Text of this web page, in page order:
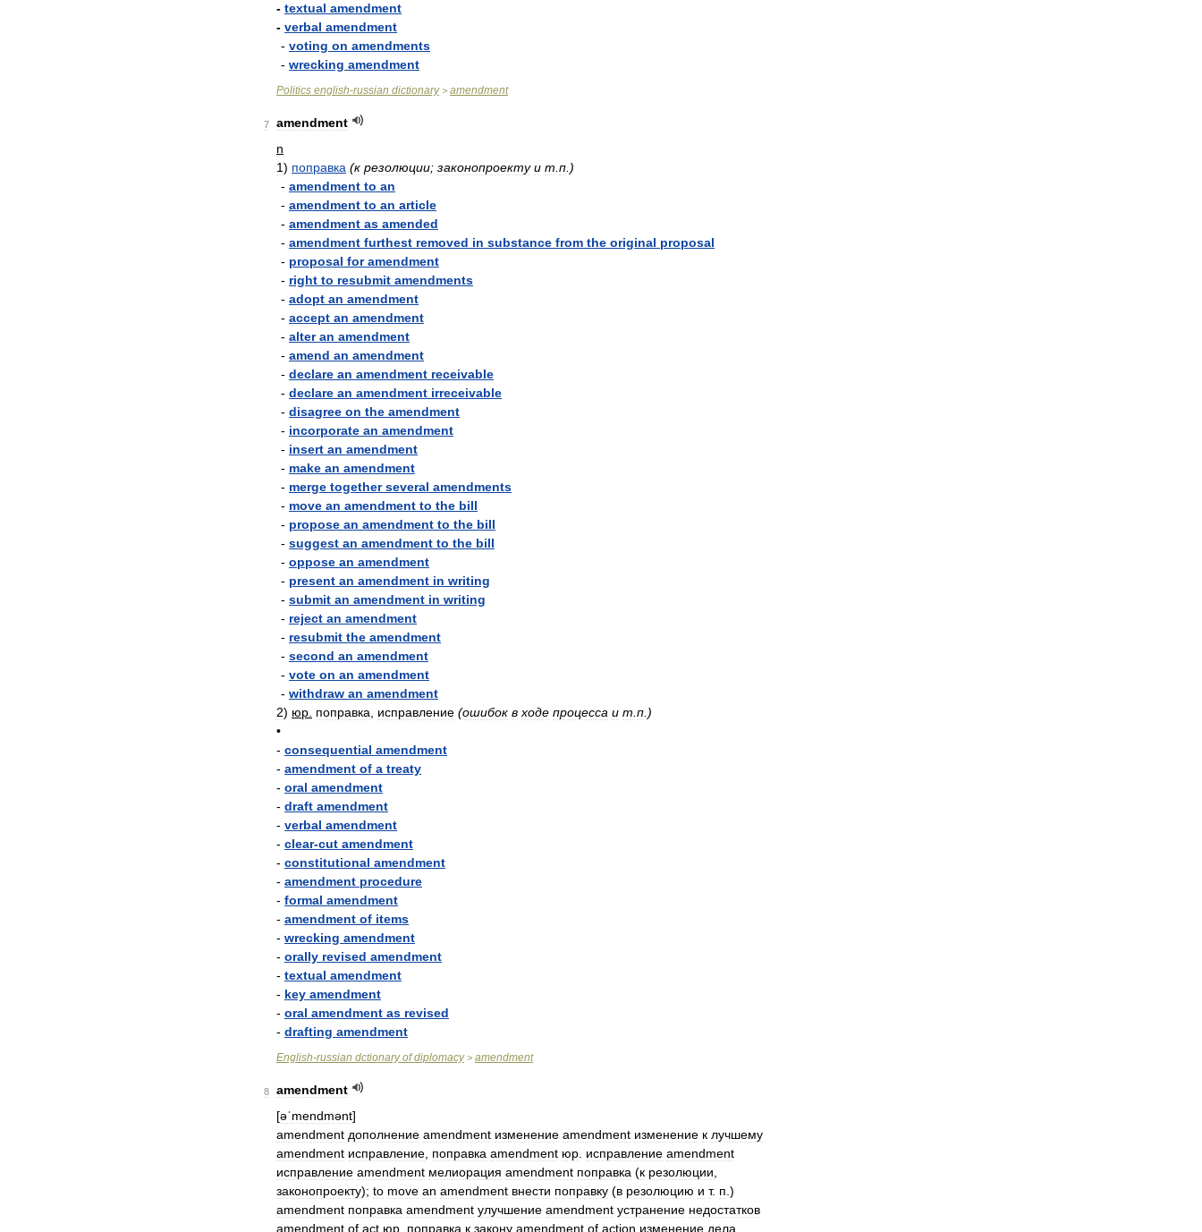
- textual amendment
- verbal amendment
- voting on amendments
- wrecking amendment
Politics english-russian dictionary> amendment
7
amendment
n
1) поправка (к резолюции; законопроекту и т п .)
- amendment to an
- amendment to an article
- amendment as amended
- amendment furthest removed in substance from the original proposal
- proposal for amendment
- right to resubmit amendments
- adopt an amendment
- accept an amendment
- alter an amendment
- amend an amendment
- declare an amendment receivable
- declare an amendment irreceivable
- disagree on the amendment
- incorporate an amendment
- insert an amendment
- make an amendment
- merge together several amendments
- move an amendment to the bill
- propose an amendment to the bill
- suggest an amendment to the bill
- oppose an amendment
- present an amendment in writing
- submit an amendment in writing
- reject an amendment
- resubmit the amendment
- second an amendment
- vote on an amendment
- withdraw an amendment
2) юр поправка исправление (ошибок в ходе процесса и т п .)
•
- consequential amendment
- amendment of a treaty
- oral amendment
- draft amendment
- verbal amendment
- clear-cut amendment
- constitutional amendment
- amendment procedure
- formal amendment
- amendment of items
- wrecking amendment
- orally revised amendment
- textual amendment
- key amendment
- oral amendment as revised
- drafting amendment
English-russian dctionary of diplomacy> amendment
8
amendment
[əˈmendmənt]
amendment дополнение amendment изменение amendment изменение к лучшему
amendment исправление поправка amendment юр исправление amendment
исправление amendment мелиорация amendment поправка (к резолюции
законопроекту); to move an amendment внести поправку (в резолюцию и т. п .)
amendment поправка amendment улучшение amendment устранение недостатков
amendment of act юр поправка к закону amendment of action изменение дела